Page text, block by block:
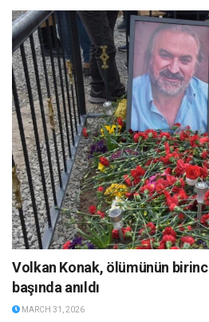
Volkan Konak, ölümünün birinci
başında anıldı
MARCH 31, 2026